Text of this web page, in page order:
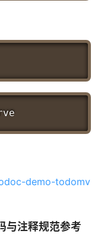
demo-todomv
与注释规范参考